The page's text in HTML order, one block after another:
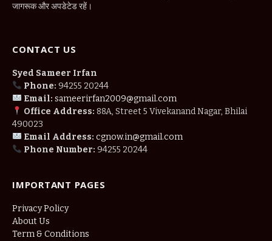
जागरूक और अपडेटेड रहें।
CONTACT US
Syed Sameer Irfan
Phone: 94255 20244
Email: sameerirfan2009@gmail.com
Office Address: 88A, Street 5 Vivekanand Nagar, Bhilai
490023
Email Address: cgnow.in@gmail.com
Phone Number: 94255 20244
IMPORTANT PAGES
Privacy Policy
About Us
Term & Conditions